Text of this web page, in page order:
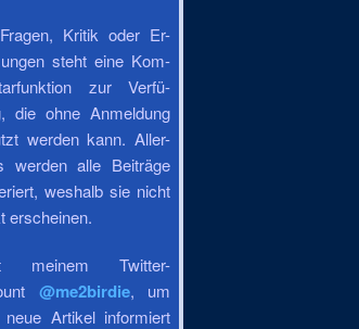
Kritik oder Er-
steht eine Kom-
zur Verfü-
die ohne Anmeldung
werden kann. Aller-
werden alle Beiträge
weshalb sie nicht
erscheinen.
meinem Twitter-
@me2birdie, um
neue Artikel informiert